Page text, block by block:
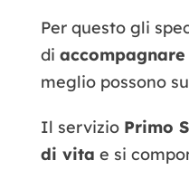
Per questo gli
di
meglio possono
Il servizio Primo
di vita e si